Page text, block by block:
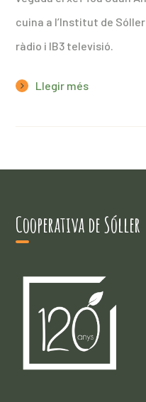
cuina a l’Institut de
ràdio i IB3 televisió.
Llegir més
Cooperativa de Sóller